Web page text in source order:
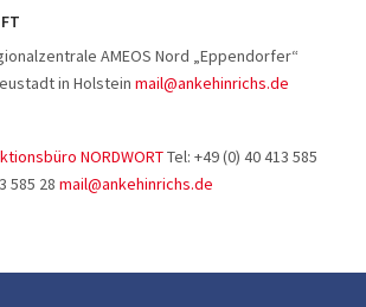
AMEOS Nord „Eppendorfer“
in Holstein mail@ankehinrichs.de
NORDWORTTel: +49 (0) 40 413 585
585 28 mail@ankehinrichs.de